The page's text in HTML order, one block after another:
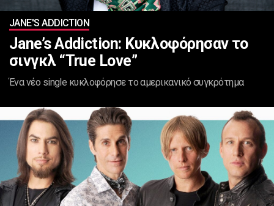
JANE'S ADDICTION
Jane’s Addiction: Κυκλοφόρησαν το
σινγκλ “True Love”
Ένα νέο single κυκλοφόρησε το αμερικανικό συγκρότημα